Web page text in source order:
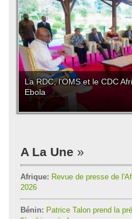
La RDC, l'OMS et le CDC
Ebola
A La Une
Afrique: Revue de presse de
2026
Bénin: Patrice Talon prend la